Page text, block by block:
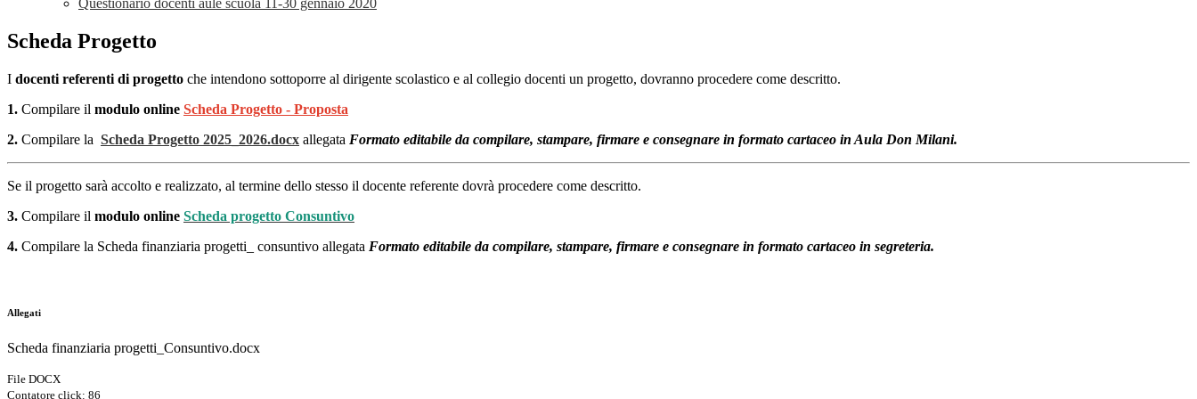
Questionario docenti aule scuola 11-30 gennaio 2020
Scheda Progetto
I docenti referenti di progetto che intendono sottoporre al dirigente scolastico e al collegio docenti un progetto, dovranno procedere come descritto.
1. Compilare il modulo online Scheda Progetto - Proposta
2. Compilare la Scheda Progetto 2025_2026.docx allegata Formato editabile da compilare, stampare, firmare e consegnare in formato cartaceo in Aula Don Milani.
Se il progetto sarà accolto e realizzato, al termine dello stesso il docente referente dovrà procedere come descritto.
3. Compilare il modulo online Scheda progetto Consuntivo
4. Compilare la Scheda finanziaria progetti_ consuntivo allegata Formato editabile da compilare, stampare, firmare e consegnare in formato cartaceo in segreteria.
Allegati
Scheda finanziaria progetti_Consuntivo.docx
File DOCX
Contatore click: 86